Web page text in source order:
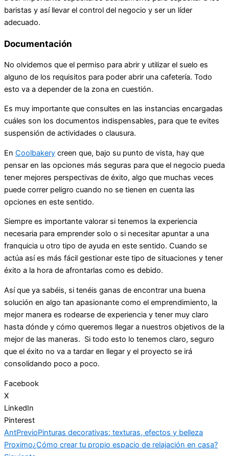
baristas y así llevar el control del negocio y ser un líder
adecuado.
Documentación
No olvidemos que el permiso para abrir y utilizar el suelo es
alguno de los requisitos para poder abrir una cafetería. Todo
esto va a depender de la zona en cuestión.
Es muy importante que consultes en las instancias encargadas
cuáles son los documentos indispensables, para que te evites
suspensión de actividades o clausura.
En Coolbakery creen que, bajo su punto de vista, hay que
pensar en las opciones más seguras para que el negocio pueda
tener mejores perspectivas de éxito, algo que muchas veces
puede correr peligro cuando no se tienen en cuenta las
opciones en este sentido.
Siempre es importante valorar si tenemos la experiencia
necesaria para emprender solo o si necesitar apuntar a una
franquicia u otro tipo de ayuda en este sentido. Cuando se
actúa así es más fácil gestionar este tipo de situaciones y tener
éxito a la hora de afrontarlas como es debido.
Así que ya sabéis, si tenéis ganas de encontrar una buena
solución en algo tan apasionante como el emprendimiento, la
mejor manera es rodearse de experiencia y tener muy claro
hasta dónde y cómo queremos llegar a nuestros objetivos de la
mejor de las maneras. Si todo esto lo tenemos claro, seguro
que el éxito no va a tardar en llegar y el proyecto se irá
consolidando poco a poco.
Facebook
X
LinkedIn
Pinterest
AntPrevioPinturas decorativas: texturas, efectos y belleza
Proximo¿Cómo crear tu propio espacio de relajación en casa?